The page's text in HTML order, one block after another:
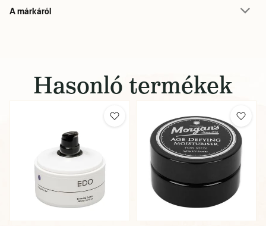
A márkáról
Hasonló termékek